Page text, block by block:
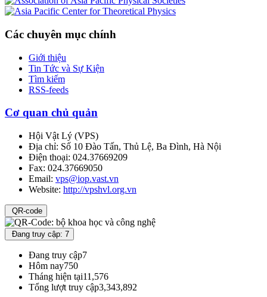
Các chuyên mục chính
Giới thiệu
Tin Tức và Sự Kiện
Tìm kiếm
RSS-feeds
Cơ quan chủ quản
Hội Vật Lý (VPS)
Địa chỉ: Số 10 Đào Tấn, Thủ Lệ, Ba Đình, Hà Nội
Điện thoại: 024.37669209
Fax: 024.37669050
Email: vps@iop.vast.vn
Website: http://vpshvl.org.vn
QR-code
Đang truy cập: 7
Đang truy cập7
Hôm nay750
Tháng hiện tại11,576
Tổng lượt truy cập3,343,892